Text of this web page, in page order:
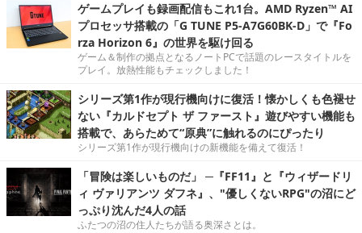
ゲームプレイも録画配信もこれ1台。AMD Ryzen™ AI
プロセッサ搭載の「G TUNE P5-A7G60BK-D」で『Fo
rza Horizon 6』の世界を駆け回る
ゲーム＆制作の拠点となるノートPCで話題のレースタイトルを
プレイ。放熱性能もチェックしました！
シリーズ第1作が現行機向けに復活！懐かしくも色褪せ
ない『カルドセプト ザ ファースト』遊びやすい機能も
搭載で、あらためて“原典”に触れるのにぴったり
シリーズ第1作が現行機向けの新機能を備えて復活！
「冒険は楽しいものだ」 ─『FF11』と『ウィザードリ
ィ ヴァリアンツ ダフネ』、"優しくないRPG"の沼にど
っぷり沈んだ4人の話
ふたつの沼の住人たちが語る奥深さとは。